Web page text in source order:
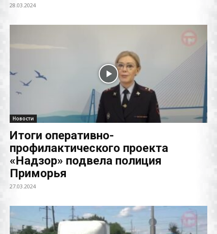
28.03.2024
Новости
Итоги оперативно-
профилактического проекта
«Надзор» подвела полиция
Приморья
27.03.2024